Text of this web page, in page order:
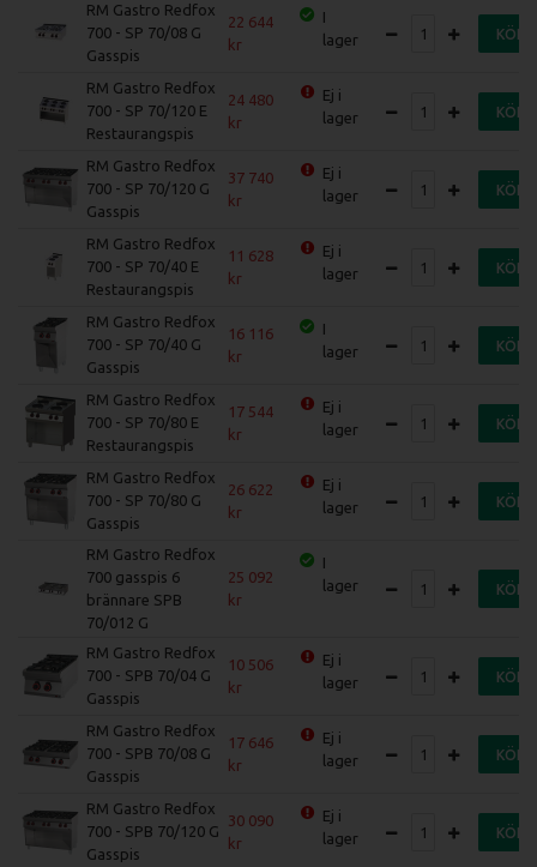
RM Gastro Redfox
700 - SP 70/08 G
Gasspis
22 644
I
lager
KÖP
RM Gastro Redfox
700 - SP 70/120 E
Restaurangspis
24 480
Ej i
lager
KÖP
RM Gastro Redfox
700 - SP 70/120 G
Gasspis
37 740
Ej i
lager
KÖP
RM Gastro Redfox
700 - SP 70/40 E
Restaurangspis
11 628
Ej i
lager
KÖP
RM Gastro Redfox
700 - SP 70/40 G
Gasspis
16 116
I
lager
KÖP
RM Gastro Redfox
700 - SP 70/80 E
Restaurangspis
17 544
Ej i
lager
KÖP
RM Gastro Redfox
700 - SP 70/80 G
Gasspis
26 622
Ej i
lager
KÖP
RM Gastro Redfox
700 gasspis 6
brännare SPB
70/012 G
25 092
I
lager
KÖP
RM Gastro Redfox
700 - SPB 70/04 G
Gasspis
10 506
Ej i
lager
KÖP
RM Gastro Redfox
700 - SPB 70/08 G
Gasspis
17 646
Ej i
lager
KÖP
RM Gastro Redfox
700 - SPB 70/120 G
Gasspis
30 090
Ej i
lager
KÖP